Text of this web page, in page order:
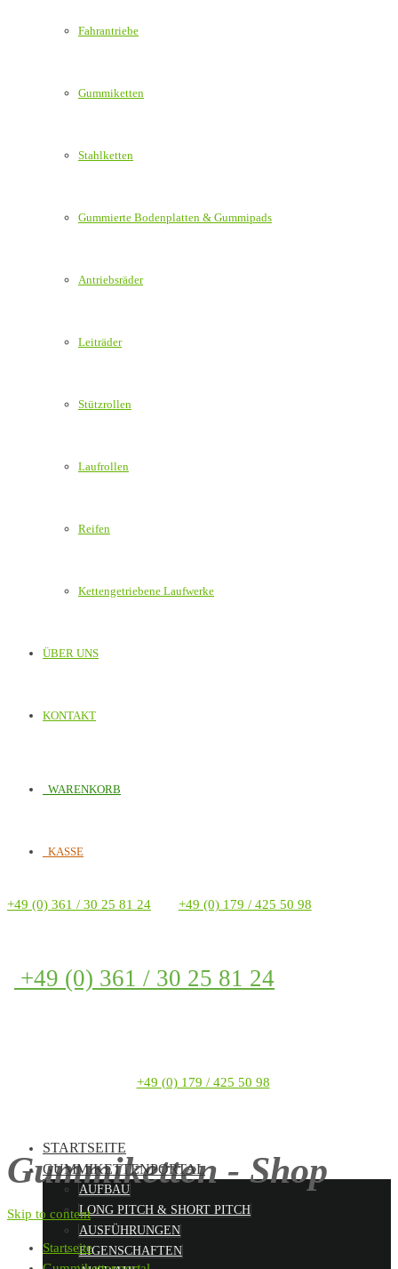
Fahrantriebe
Gummiketten
Stahlketten
Gummierte Bodenplatten & Gummipads
Antriebsräder
Leiträder
Stützrollen
Laufrollen
Reifen
Kettengetriebene Laufwerke
ÜBER UNS
KONTAKT
WARENKORB
KASSE
+49 (0) 361 / 30 25 81 24 +49 (0) 179 / 425 50 98
+49 (0) 361 / 30 25 81 24
+49 (0) 179 / 425 50 98
Gummiketten - Shop
STARTSEITE
GUMMIKETTENPORTAL
AUFBAU
LONG PITCH & SHORT PITCH
AUSFÜHRUNGEN
EIGENSCHAFTEN
Skip to content
Startseite